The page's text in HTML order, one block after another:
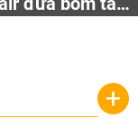
ty game Nhật Bản
+